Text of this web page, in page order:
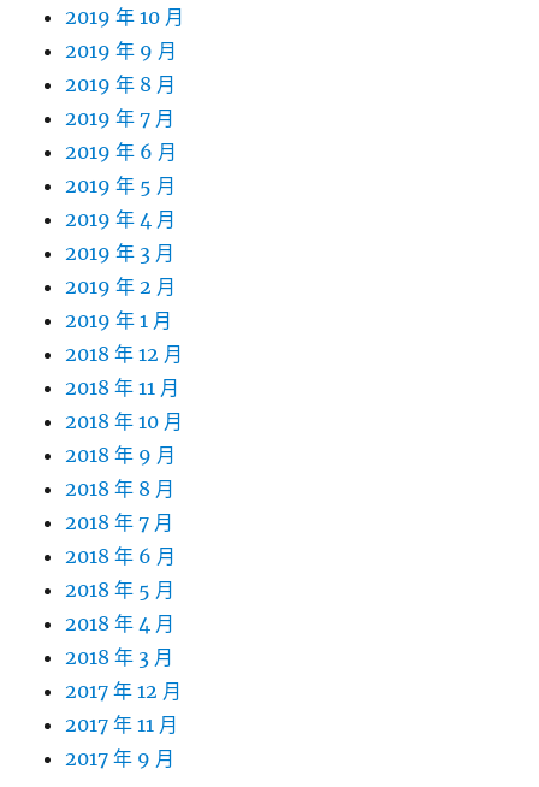
2019 年 10 月
2019 年 9 月
2019 年 8 月
2019 年 7 月
2019 年 6 月
2019 年 5 月
2019 年 4 月
2019 年 3 月
2019 年 2 月
2019 年 1 月
2018 年 12 月
2018 年 11 月
2018 年 10 月
2018 年 9 月
2018 年 8 月
2018 年 7 月
2018 年 6 月
2018 年 5 月
2018 年 4 月
2018 年 3 月
2017 年 12 月
2017 年 11 月
2017 年 9 月